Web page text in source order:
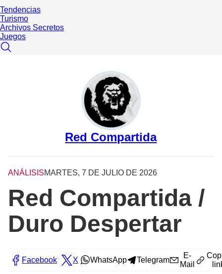
Tendencias
Turismo
Archivos Secretos
Juegos
Red Compartida
ANÁLISISMARTES, 7 DE JULIO DE 2026
Red Compartida /
Duro Despertar
Facebook X WhatsApp Telegram
E-
Mail